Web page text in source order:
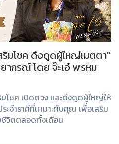
ริมโชค ดึงดูดผู้ใหญ่เมตตา"
ากรณ์ โดย จ๊ะเอ๋ พรหม
โชค เปิดดวง และดึงดูดผู้ใหญ่ให้
จำราศีที่เหมาะกับคุณ เพื่อเสริม
วิตตลอดทั้งเดือน